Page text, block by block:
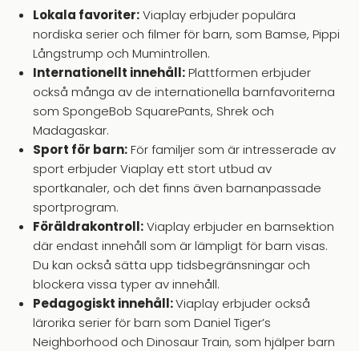
Lokala favoriter:Viaplay erbjuder populära
nordiska serier och filmer för barn, som Bamse, Pippi
Långstrump och Mumintrollen.
Internationellt innehåll:Plattformen erbjuder
också många av de internationella barnfavoriterna
som SpongeBob SquarePants, Shrek och
Madagaskar.
Sport för barn:För familjer som är intresserade av
sport erbjuder Viaplay ett stort utbud av
sportkanaler, och det finns även barnanpassade
sportprogram.
Föräldrakontroll:Viaplay erbjuder en barnsektion
där endast innehåll som är lämpligt för barn visas.
Du kan också sätta upp tidsbegränsningar och
blockera vissa typer av innehåll.
Pedagogiskt innehåll:Viaplay erbjuder också
lärorika serier för barn som Daniel Tiger’s
Neighborhood och Dinosaur Train, som hjälper barn